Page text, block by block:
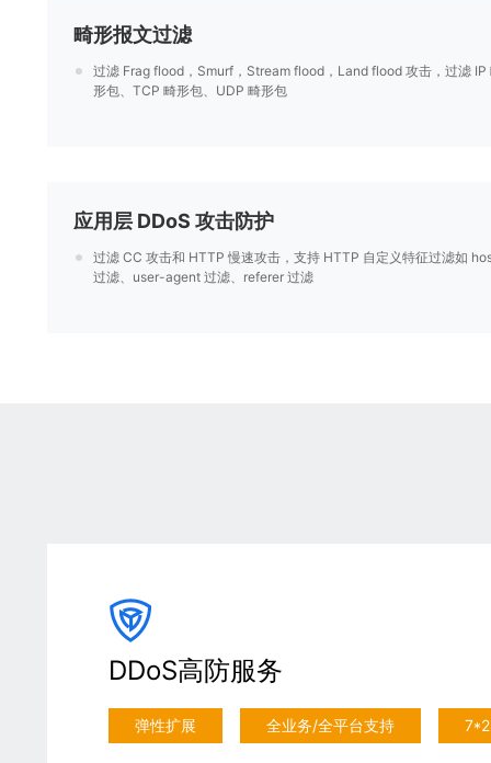
畸形报文过滤
过滤 Frag flood，Smurf，Stream flood，Land flood 攻击，过滤 IP
形包、TCP 畸形包、UDP 畸形包
应用层 DDoS 攻击防护
过滤 CC 攻击和 HTTP 慢速攻击，支持 HTTP 自定义特征过滤如
过滤、user-agent 过滤、referer 过滤
DDoS高防服务
弹性扩展 全业务/全平台支持